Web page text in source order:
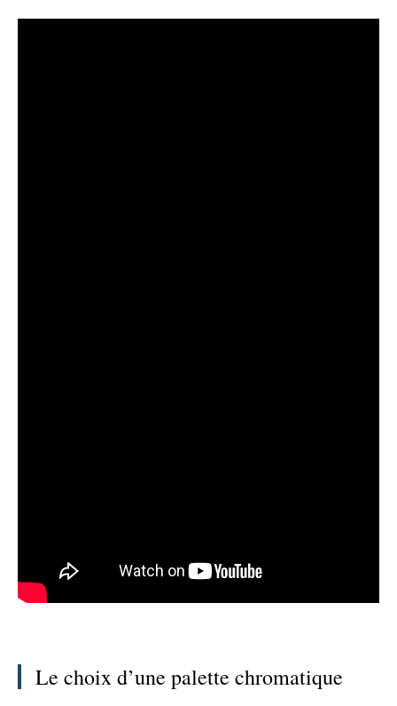
Le choix d’une palette chromatique